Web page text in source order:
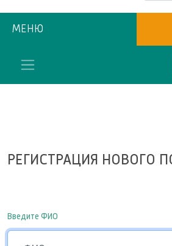
МЕНЮ
РЕГИСТРАЦИЯ НОВОГО
Введите ФИО